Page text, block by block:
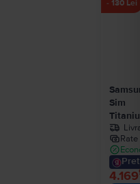
- 130 Lei
Sim
4.169